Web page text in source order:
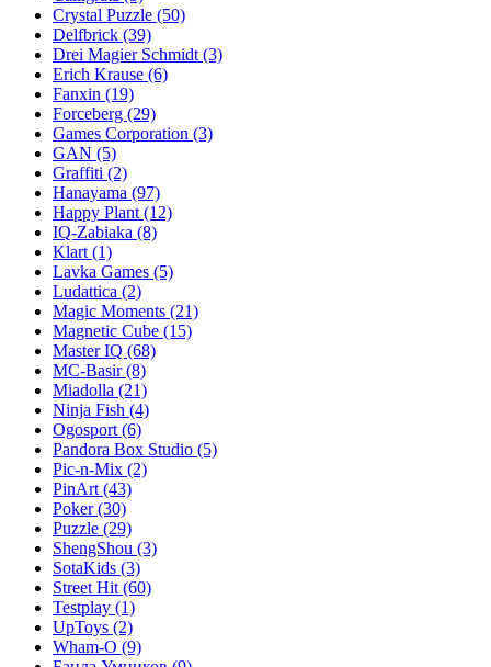
Crystal Puzzle (50)
Delfbrick (39)
Drei Magier Schmidt (3)
Erich Krause (6)
Fanxin (19)
Forceberg (29)
Games Corporation (3)
GAN (5)
Graffiti (2)
Hanayama (97)
Happy Plant (12)
IQ-Zabiaka (8)
Klart (1)
Lavka Games (5)
Ludattica (2)
Magic Moments (21)
Magnetic Cube (15)
Master IQ (68)
MC-Basir(8)
Miadolla (21)
Ninja Fish (4)
Ogosport (6)
Pandora Box Studio (5)
Pic-n-Mix (2)
PinArt (43)
Poker(30)
Puzzle (29)
ShengShou (3)
SotaKids (3)
Street Hit (60)
Testplay (1)
UpToys (2)
Wham-O (9)